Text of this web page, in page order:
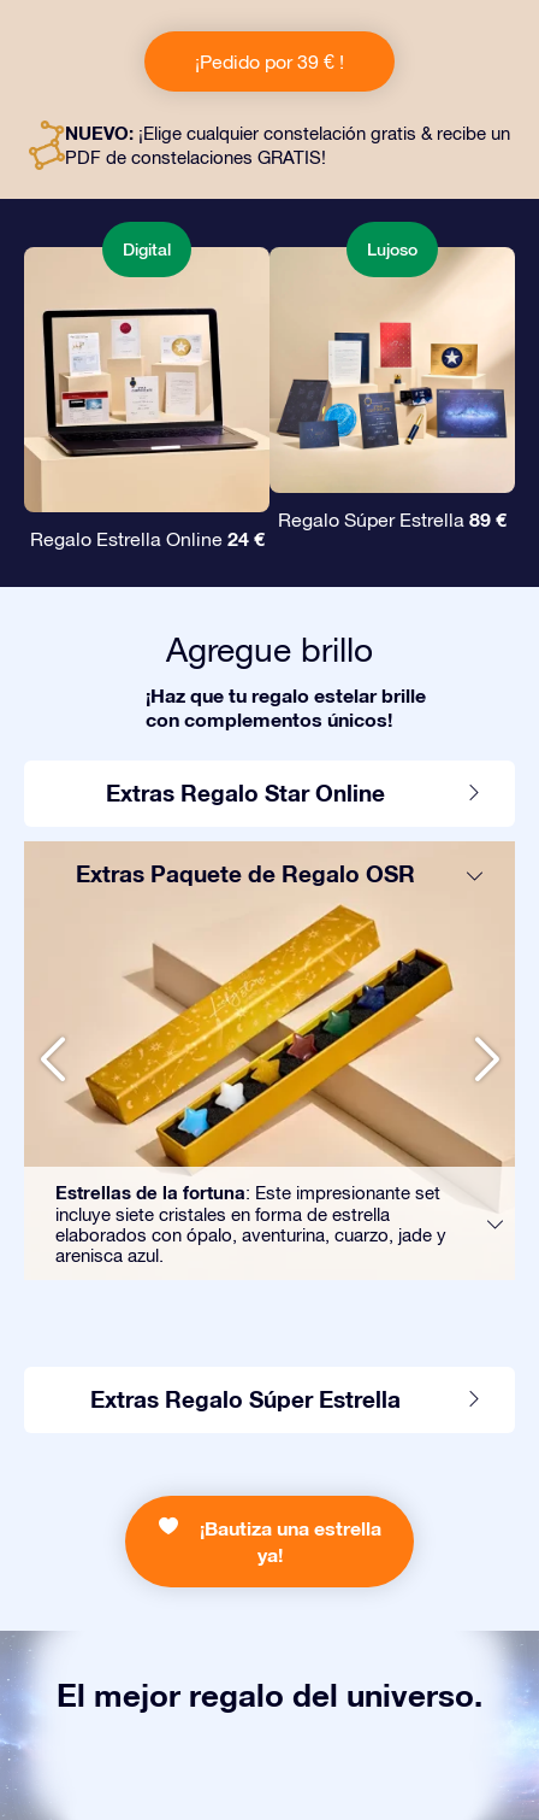
OSR! Este regalo incluye un bonito sobre y documentos
personalizados enviados a la dirección que elijas,
además de documentos digitales y el uso gratuito de
obsequiar un regalo eterno a amigos y seres queridos.
¡Pedido por 39 € !
NUEVO: ¡Elige cualquier constelación gratis & recibe un
PDF de constelaciones GRATIS!
Digital
Regalo Estrella Online 24 €
Lujoso
Regalo Súper Estrella 89 €
Agregue brillo
¡Haz que tu regalo estelar brille
con complementos únicos!
Extras Regalo Star Online
Extras Paquete de Regalo OSR
Estrellas de la fortuna: Este impresionante set
incluye siete cristales en forma de estrella
elaborados con ópalo, aventurina, cuarzo, jade y
arenisca azul.
Extras Regalo Súper Estrella
¡Bautiza una estrella
ya!
El mejor regalo del universo.